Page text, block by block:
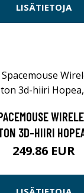
LISÄTIETOJA
3D-HIIRI
249.86 EUR